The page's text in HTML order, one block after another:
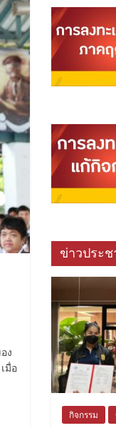
ง
มื่อ
ข่าวประ
กิจกรรม